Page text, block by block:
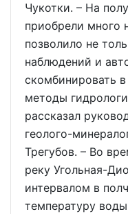
Чукотки. – На
приобрели много
позволило не
наблюдений и
скомбинировать
методы
рассказал
геолого-
Трегубов. – Во
реку Угольная-
интервалом в
температуру